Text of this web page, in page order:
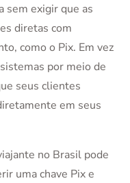
sem exigir que as
diretas com
como o Pix. Em vez
por meio de
seus clientes
em seus
no Brasil pode
uma chave Pix e